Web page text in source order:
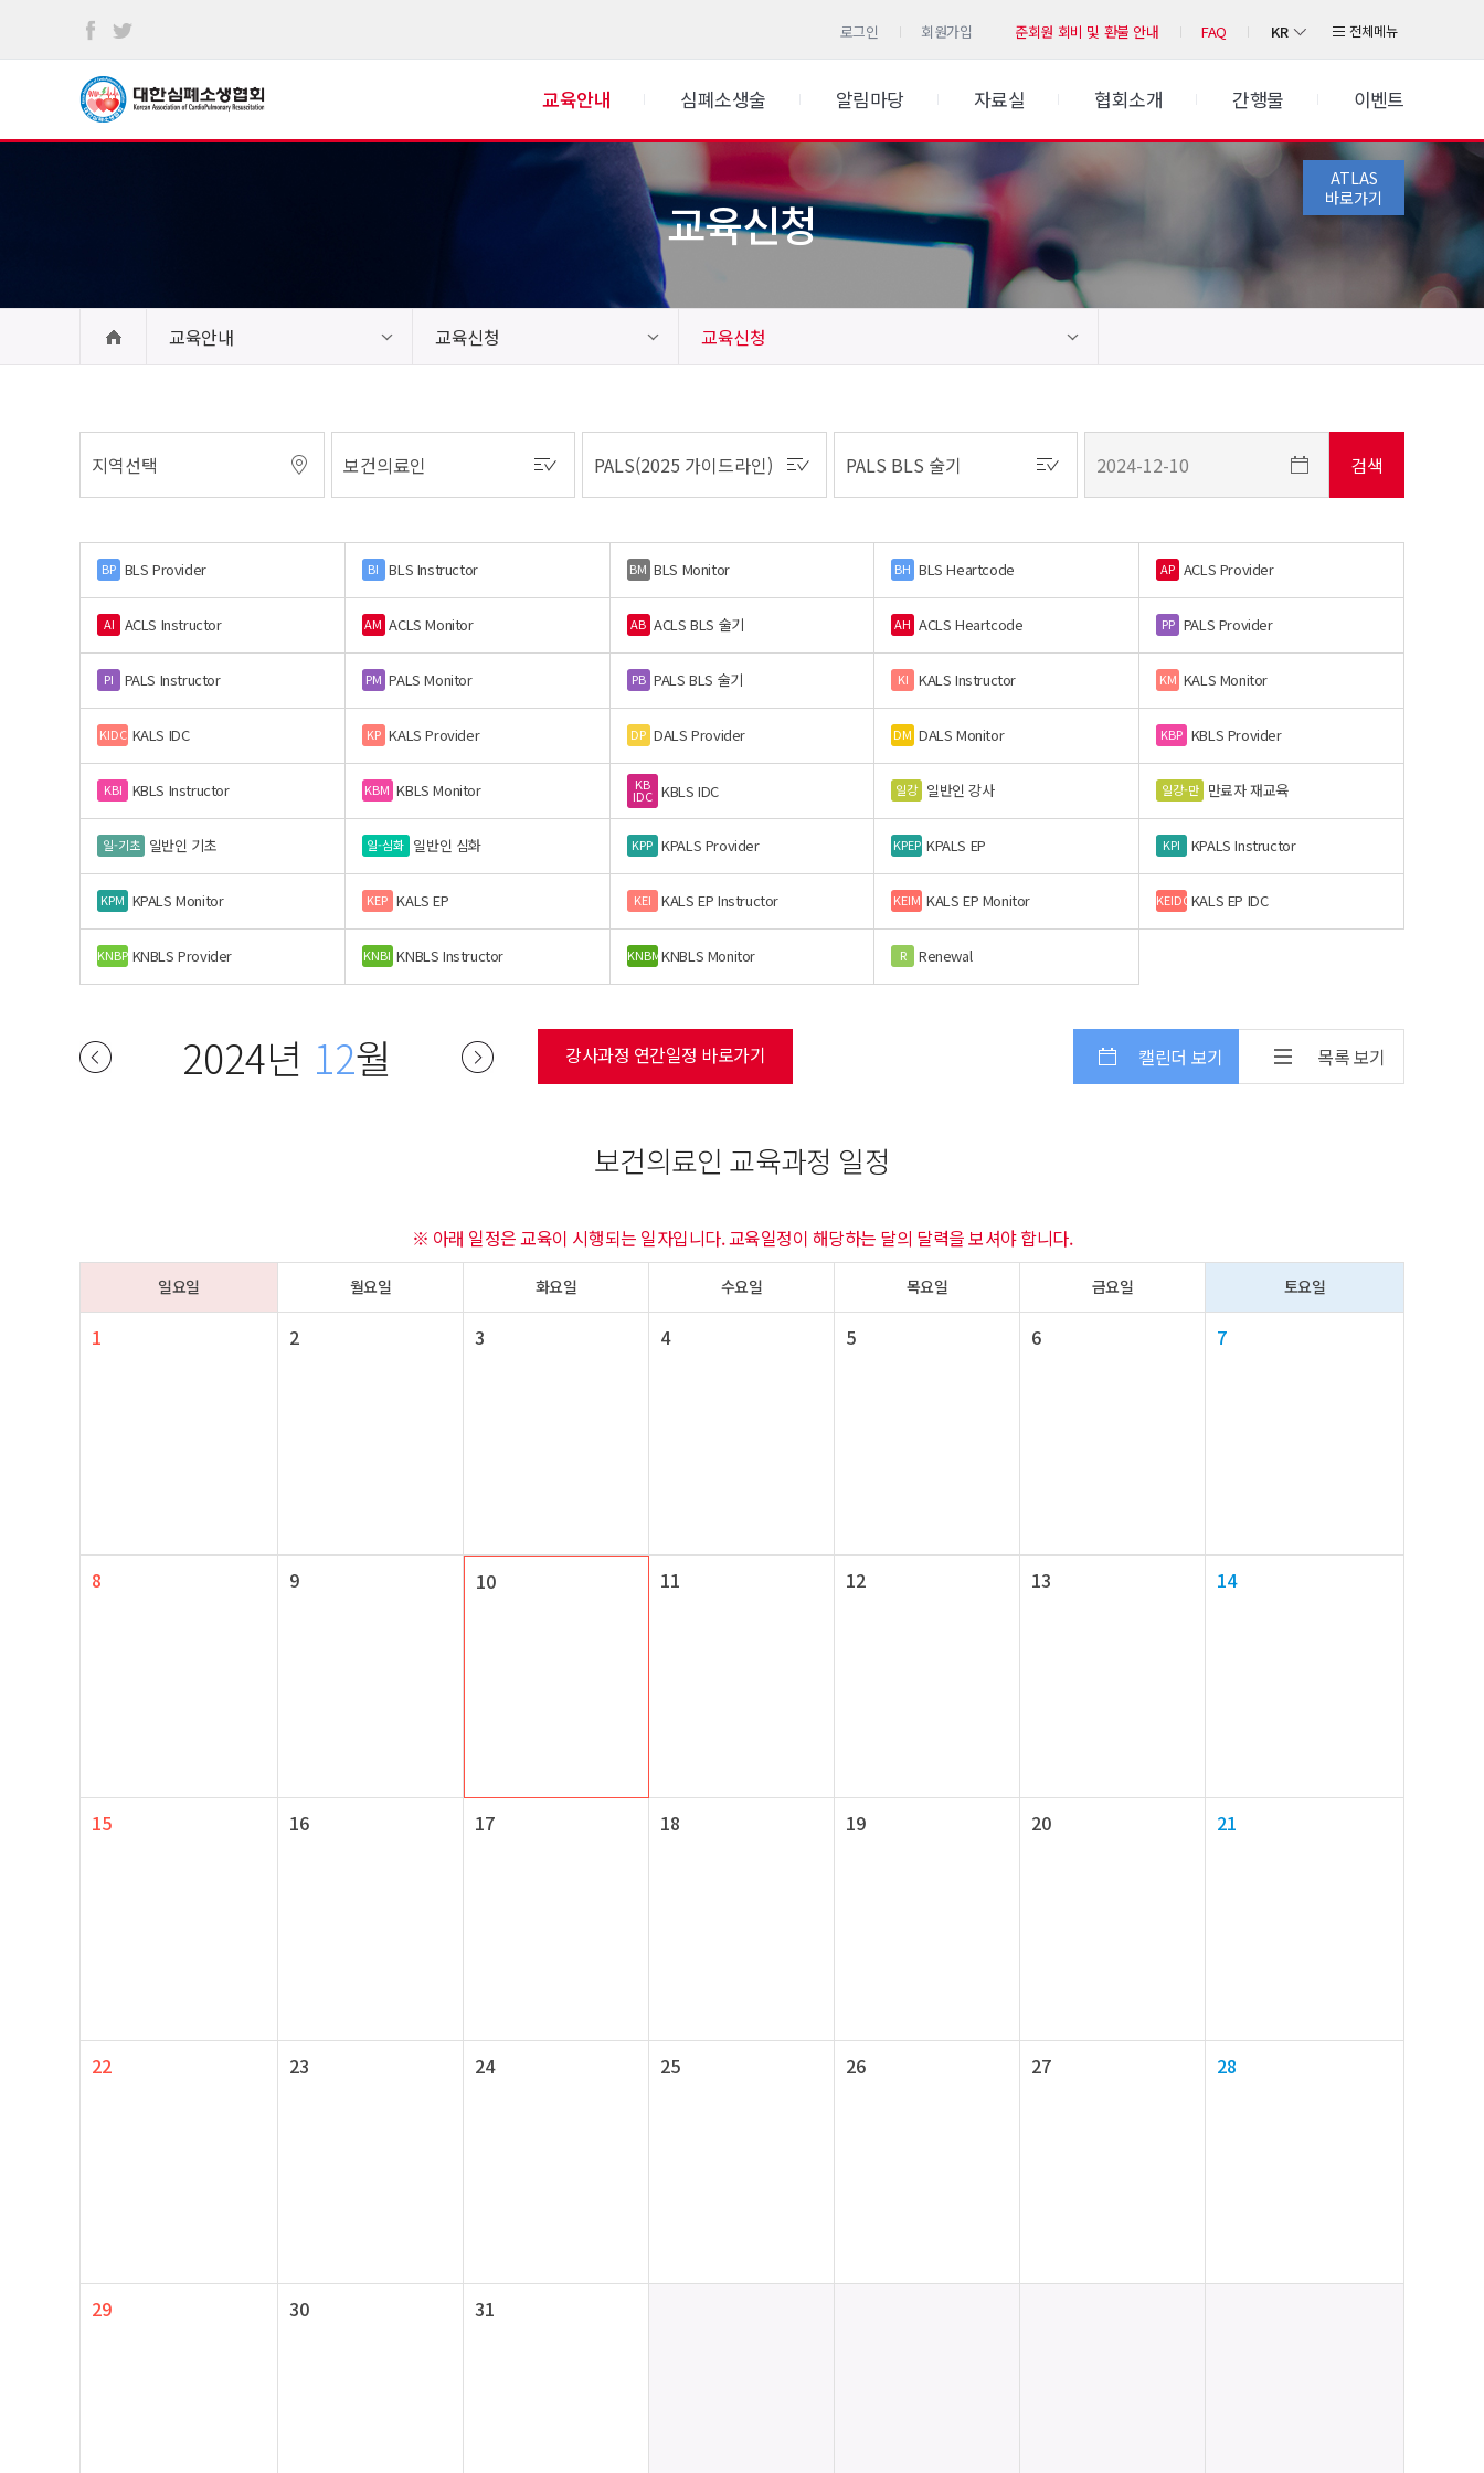
로그인 회원가입 준회원 회비 및 환불 안내 FAQ KR 전체메뉴
교육안내 심폐소생술 알림마당 자료실 협회소개 간행물 이벤트
ATLAS
바로가기
교육신청
교육안내 교육신청 교육신청
BP BLS Provider BI BLS Instructor BM BLS Monitor BH BLS Heartcode AP ACLS Provider
AI ACLS Instructor AM ACLS Monitor AB ACLS BLS 술기 AH ACLS Heartcode PP PALS Provider
PI PALS Instructor PM PALS Monitor PB PALS BLS 술기 KI KALS Instructor KM KALS Monitor
KIDC KALS IDC KP KALS Provider DP DALS Provider DM DALS Monitor KBP KBLS Provider
KBI KBLS Instructor KBM KBLS Monitor KB
IDC KBLS IDC 일강 일반인 강사 일강-만 만료자 재교육
일-기초 일반인 기초 일-심화 일반인 심화 KPP KPALS Provider KPEP KPALS EP KPI KPALS Instructor
KPM KPALS Monitor KEP KALS EP KEI KALS EP Instructor KEIM KALS EP Monitor KEIDC KALS EP IDC
KNBP KNBLS Provider KNBI KNBLS Instructor KNBMKNBLS Monitor R Renewal
2024년 12월 강사과정 연간일정 바로가기 캘린더 보기 목록 보기
보건의료인 교육과정 일정
※ 아래 일정은 교육이 시행되는 일자입니다. 교육일정이 해당하는 달의 달력을 보셔야 합니다.
일요일 월요일 화요일 수요일 목요일 금요일 토요일
1 2 3 4 5 6 7
8 9 10 11 12 13 14
15 16 17 18 19 20 21
22 23 24 25 26 27 28
29 30 31